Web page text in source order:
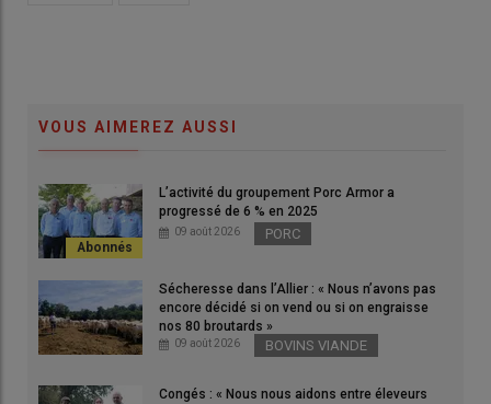
VOUS AIMEREZ AUSSI
L’activité du groupement Porc Armor a
progressé de 6 % en 2025
09 août 2026 PORC
Sécheresse dans l’Allier : « Nous n’avons pas
encore décidé si on vend ou si on engraisse
nos 80 broutards »
09 août 2026 BOVINS VIANDE
Congés : « Nous nous aidons entre éleveurs